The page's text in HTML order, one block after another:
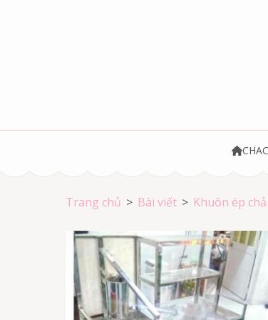
(ấn
Chả cá
Trang chủ > Bài viết > Khuôn ép chả